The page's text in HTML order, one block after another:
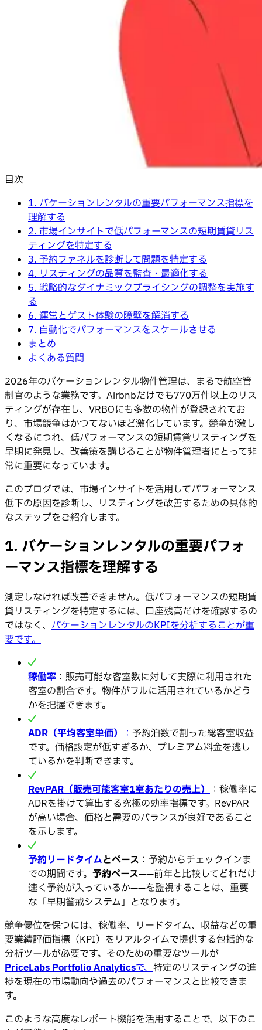
目次
1. バケーションレンタルの重要パフォーマンス指標を
理解する
2. 市場インサイトで低パフォーマンスの短期賃貸リス
ティングを特定する
3. 予約ファネルを診断して問題を特定する
4. リスティングの品質を監査・最適化する
5. 戦略的なダイナミックプライシングの調整を実施す
る
6. 運営とゲスト体験の障壁を解消する
7. 自動化でパフォーマンスをスケールさせる
まとめ
よくある質問
2026年のバケーションレンタル物件管理は、まるで航空管
制官のような業務です。Airbnbだけでも770万件以上のリス
ティングが存在し、VRBOにも多数の物件が登録されてお
り、市場競争はかつてないほど激化しています。競争が激し
くなるにつれ、低パフォーマンスの短期賃貸リスティングを
早期に発見し、改善策を講じることが物件管理者にとって非
常に重要になっています。
このブログでは、市場インサイトを活用してパフォーマンス
低下の原因を診断し、リスティングを改善するための具体的
なステップをご紹介します。
1. バケーションレンタルの重要パフォ
ーマンス指標を理解する
測定しなければ改善できません。低パフォーマンスの短期賃
貸リスティングを特定するには、口座残高だけを確認するの
ではなく、 バケーションレンタルのKPIを分析することが重
要です。
稼働率 ：販売可能な客室数に対して実際に利用された
客室の割合です。物件がフルに活用されているかどう
かを把握できます。
ADR（平均客室単価）
： 予約泊数で割った総客室収益
です。価格設定が低すぎるか、プレミアム料金を逃し
ているかを判断できます。
RevPAR（販売可能客室1室あたりの売上）
：稼働率に
ADRを掛けて算出する究極の効率指標です。RevPAR
が高い場合、価格と需要のバランスが良好であること
を示します。
予約リードタイムとペース ：予約からチェックインま
での期間です。 予約ペース——前年と比較してどれだけ
速く予約が入っているか——を監視することは、重要
な「早期警戒システム」となります。
競争優位を保つには、稼働率、リードタイム、収益などの重
要業績評価指標（KPI）をリアルタイムで提供する包括的な
分析ツールが必要です。そのための重要なツールが
PriceLabs Portfolio Analyticsで、 特定のリスティングの進
捗を現在の市場動向や過去のパフォーマンスと比較できま
す。
このような高度なレポート機能を活用することで、以下のこ